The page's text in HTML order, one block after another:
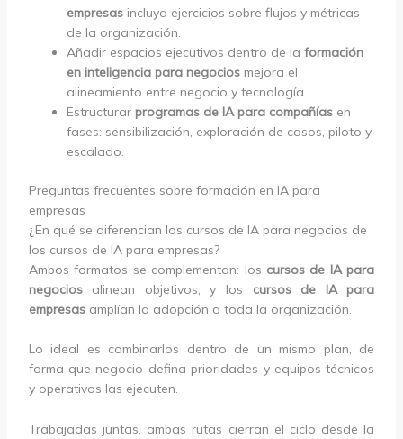
empresasincluya ejercicios sobre flujos y métricas
de la organización.
Añadir espacios ejecutivos dentro de la formación
en inteligencia para negociosmejora el
alineamiento entre negocio y tecnología.
Estructurar programas de IA para compañíasen
fases: sensibilización, exploración de casos, piloto y
escalado.
Preguntas frecuentes sobre formación en IA para
empresas
¿En qué se diferencian los cursos de IA para negocios de
los cursos de IA para empresas?
Ambos formatos se complementan: los cursos de IA para
negociosalinean objetivos, y los cursos de IA para
empresasamplían la adopción a toda la organización.
Lo ideal es combinarlos dentro de un mismo plan, de
forma que negocio defina prioridades y equipos técnicos
y operativos las ejecuten.
Trabajadas juntas, ambas rutas cierran el ciclo desde la